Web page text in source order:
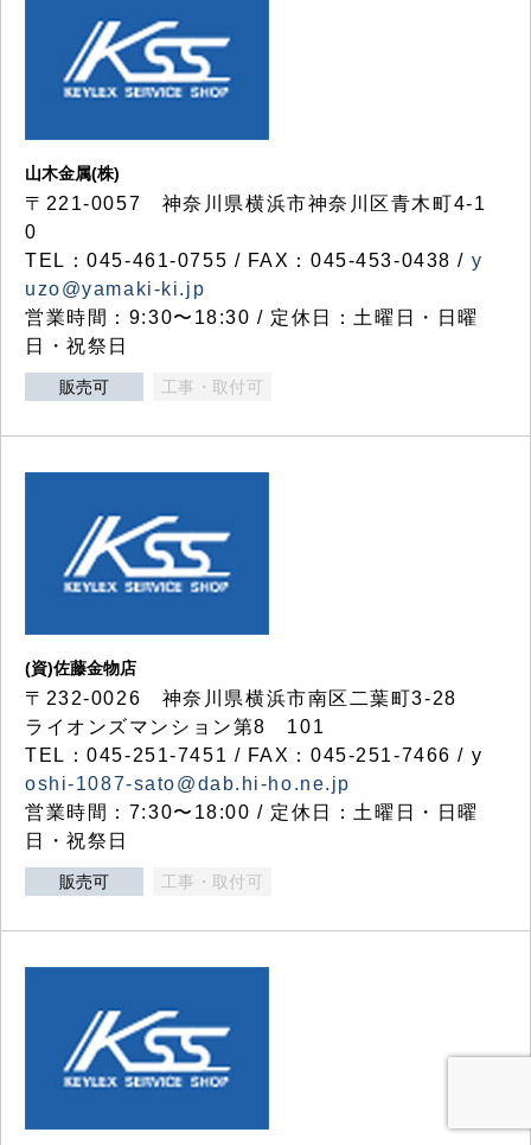
山木金属(株)
〒221-0057 神奈川県横浜市神奈川区青木町4-1
0
TEL：045-461-0755 / FAX：045-453-0438 / y
uzo@yamaki-ki.jp
営業時間：9:30〜18:30 / 定休日：土曜日・日曜
日・祝祭日
販売可 工事・取付可
(資)佐藤金物店
〒232-0026 神奈川県横浜市南区二葉町3-28
ライオンズマンション第8 101
TEL：045-251-7451 / FAX：045-251-7466 / y
oshi-1087-sato@dab.hi-ho.ne.jp
営業時間：7:30〜18:00 / 定休日：土曜日・日曜
日・祝祭日
販売可 工事・取付可